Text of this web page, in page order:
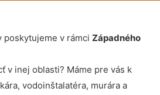
poskytujeme v rámci Západného
v inej oblasti? Máme pre vás k
vodoinštalatéra, murára a